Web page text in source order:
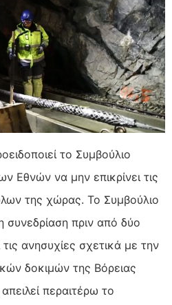
το Συμβούλιο
Εθνών να μην επικρίνει τις
της χώρας. Το Συμβούλιο
συνεδρίαση πριν από δύο
ανησυχίες σχετικά με την
δοκιμών της Βόρειας
περαιτέρω το